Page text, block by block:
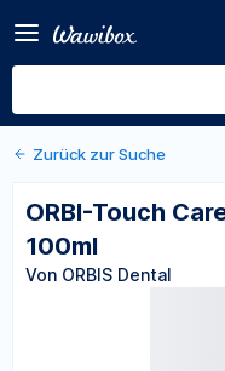
Handcreme Soft 100ml
Von ORBIS Dental
Zurück zur Suche
ORBI-Touch
100ml
Von ORBIS Dental